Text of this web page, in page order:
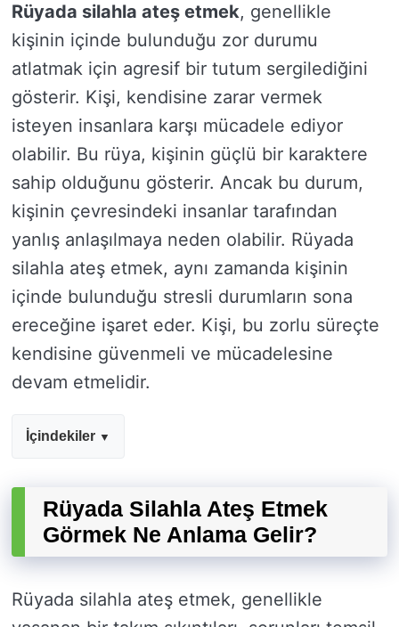
Rüyada silahla ateş etmek, genellikle
kişinin içinde bulunduğu zor durumu
atlatmak için agresif bir tutum sergilediğini
gösterir. Kişi, kendisine zarar vermek
isteyen insanlara karşı mücadele ediyor
olabilir. Bu rüya, kişinin güçlü bir karaktere
sahip olduğunu gösterir. Ancak bu durum,
kişinin çevresindeki insanlar tarafından
yanlış anlaşılmaya neden olabilir. Rüyada
silahla ateş etmek, aynı zamanda kişinin
içinde bulunduğu stresli durumların sona
ereceğine işaret eder. Kişi, bu zorlu süreçte
kendisine güvenmeli ve mücadelesine
devam etmelidir.
İçindekiler
Rüyada Silahla Ateş Etmek
Görmek Ne Anlama Gelir?
Rüyada silahla ateş etmek, genellikle